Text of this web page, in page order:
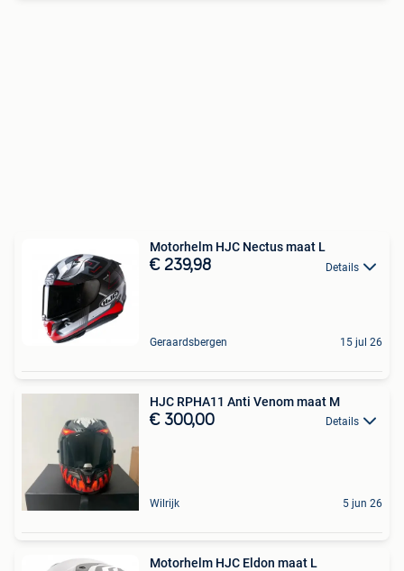
Motorhelm HJC Nectus maat L
€ 239,98 Details
Geraardsbergen 15 jul 26
HJC RPHA11 Anti Venom maat M
€ 300,00 Details
Wilrijk 5 jun 26
Motorhelm HJC Eldon maat L